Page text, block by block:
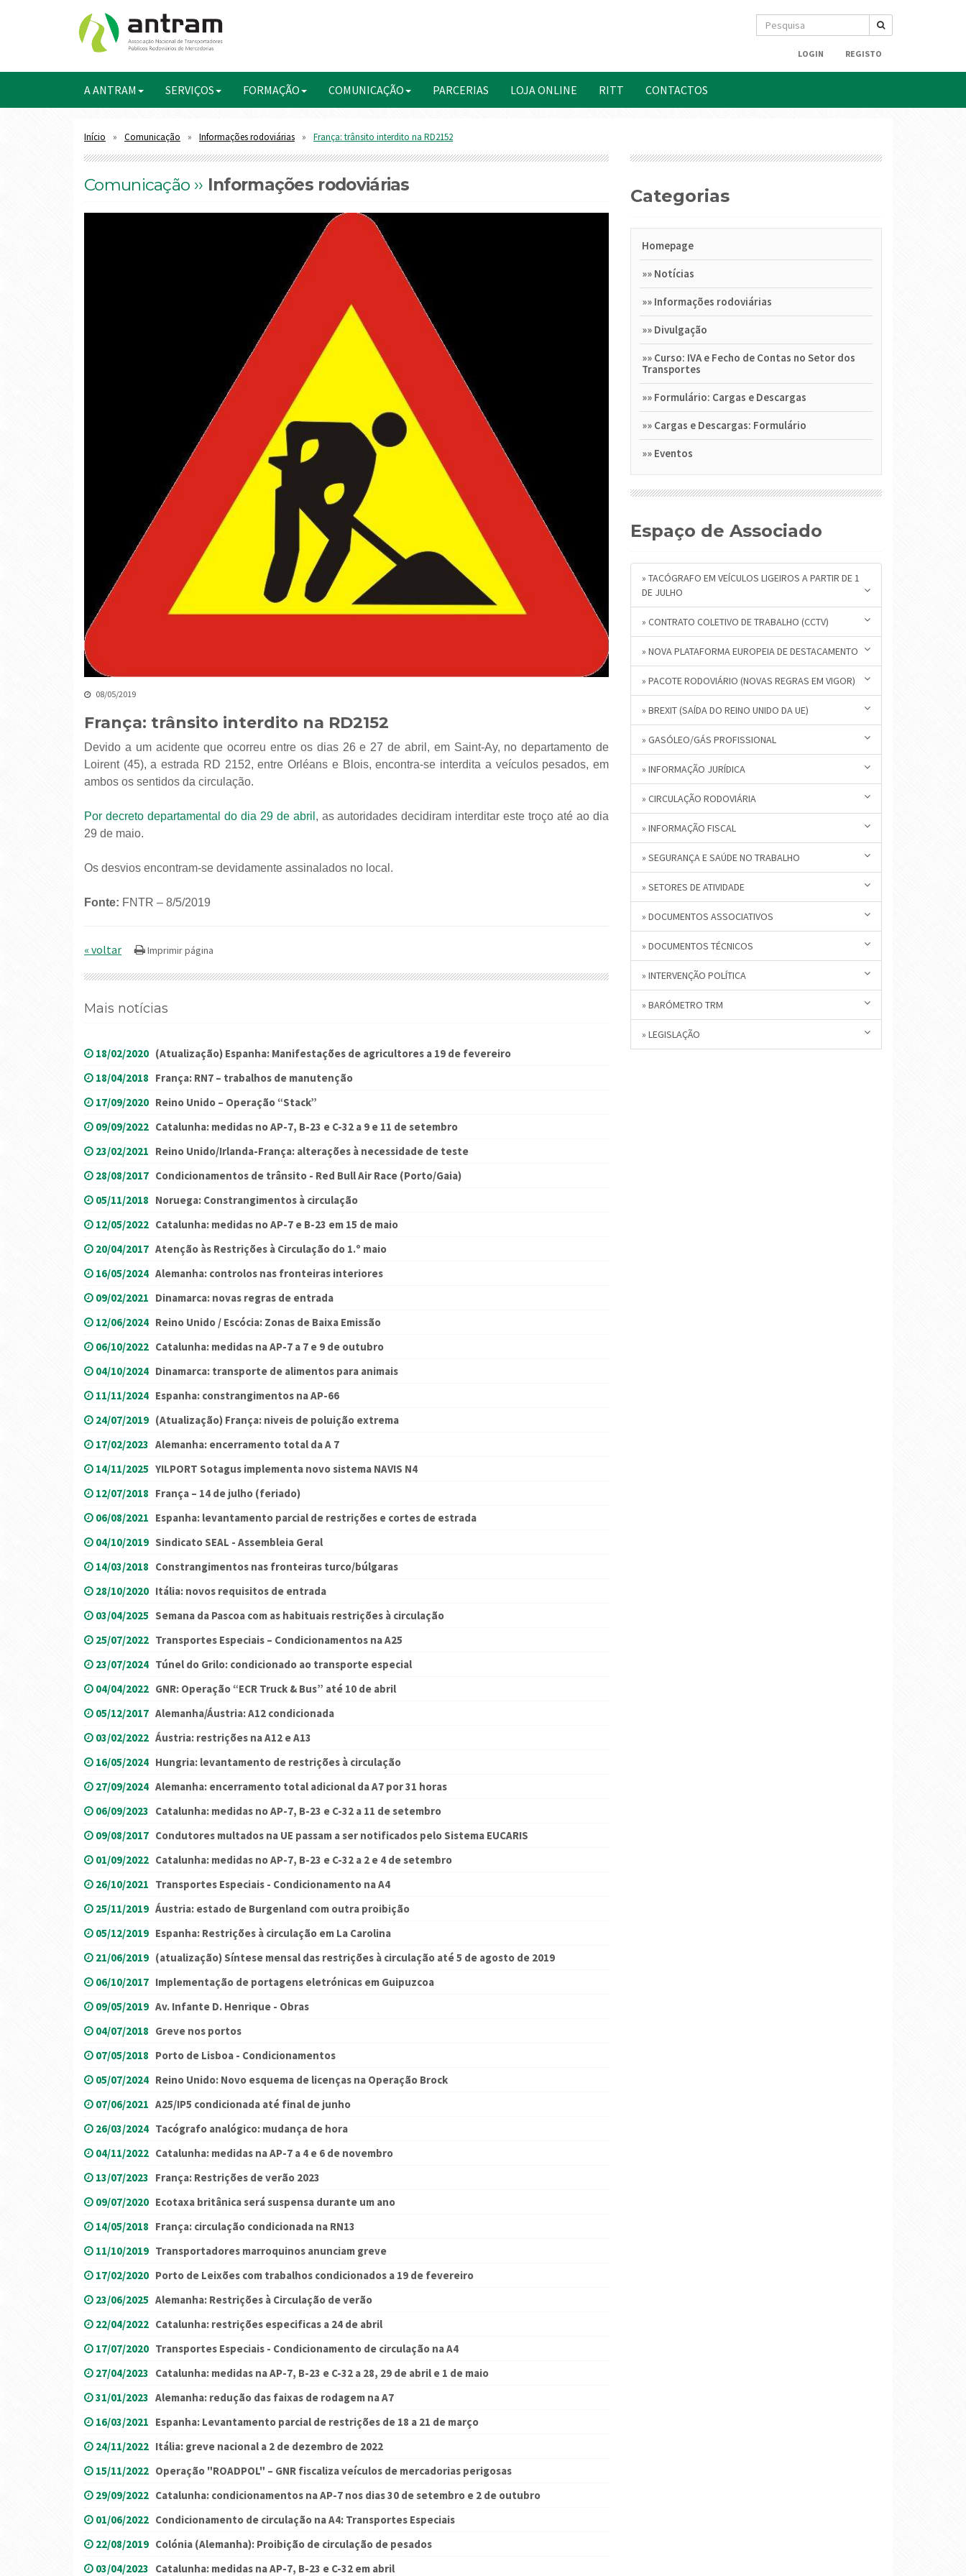
LOGIN REGISTO
A ANTRAM SERVIÇOS FORMAÇÃO COMUNICAÇÃO PARCERIAS LOJA ONLINE RITT CONTACTOS
Início Comunicação Informações rodoviárias França: trânsito interdito na RD2152
Comunicação ›› Informações rodoviárias
08/05/2019
França: trânsito interdito na RD2152
Devido a um acidente que ocorreu entre os dias 26 e 27 de abril, em Saint-Ay, no departamento de
Loirent (45), a estrada RD 2152, entre Orléans e Blois, encontra-se interdita a veículos pesados, em
ambos os sentidos da circulação.
Por decreto departamental do dia 29 de abril , as autoridades decidiram interditar este troço até ao dia
29 de maio.
Os desvios encontram-se devidamente assinalados no local.
Fonte: FNTR – 8/5/2019
« voltar
Mais notícias
18/02/2020 (Atualização) Espanha: Manifestações de agricultores a 19 de fevereiro
18/04/2018 França: RN7 – trabalhos de manutenção
17/09/2020 Reino Unido – Operação “Stack”
09/09/2022 Catalunha: medidas no AP-7, B-23 e C-32 a 9 e 11 de setembro
23/02/2021 Reino Unido/Irlanda-França: alterações à necessidade de teste
28/08/2017 Condicionamentos de trânsito - Red Bull Air Race (Porto/Gaia)
05/11/2018 Noruega: Constrangimentos à circulação
12/05/2022 Catalunha: medidas no AP-7 e B-23 em 15 de maio
20/04/2017 Atenção às Restrições à Circulação do 1.º maio
16/05/2024 Alemanha: controlos nas fronteiras interiores
09/02/2021 Dinamarca: novas regras de entrada
12/06/2024 Reino Unido / Escócia: Zonas de Baixa Emissão
06/10/2022 Catalunha: medidas na AP-7 a 7 e 9 de outubro
04/10/2024 Dinamarca: transporte de alimentos para animais
11/11/2024 Espanha: constrangimentos na AP-66
24/07/2019 (Atualização) França: niveis de poluição extrema
17/02/2023 Alemanha: encerramento total da A 7
14/11/2025 YILPORT Sotagus implementa novo sistema NAVIS N4
12/07/2018 França – 14 de julho (feriado)
06/08/2021 Espanha: levantamento parcial de restrições e cortes de estrada
04/10/2019 Sindicato SEAL - Assembleia Geral
14/03/2018 Constrangimentos nas fronteiras turco/búlgaras
28/10/2020 Itália: novos requisitos de entrada
03/04/2025 Semana da Pascoa com as habituais restrições à circulação
25/07/2022 Transportes Especiais – Condicionamentos na A25
23/07/2024 Túnel do Grilo: condicionado ao transporte especial
04/04/2022 GNR: Operação “ECR Truck & Bus” até 10 de abril
05/12/2017 Alemanha/Áustria: A12 condicionada
03/02/2022 Áustria: restrições na A12 e A13
16/05/2024 Hungria: levantamento de restrições à circulação
27/09/2024 Alemanha: encerramento total adicional da A7 por 31 horas
06/09/2023 Catalunha: medidas no AP-7, B-23 e C-32 a 11 de setembro
09/08/2017 Condutores multados na UE passam a ser notificados pelo Sistema EUCARIS
01/09/2022 Catalunha: medidas no AP-7, B-23 e C-32 a 2 e 4 de setembro
26/10/2021 Transportes Especiais - Condicionamento na A4
25/11/2019 Áustria: estado de Burgenland com outra proibição
05/12/2019 Espanha: Restrições à circulação em La Carolina
21/06/2019 (atualização) Síntese mensal das restrições à circulação até 5 de agosto de 2019
06/10/2017 Implementação de portagens eletrónicas em Guipuzcoa
09/05/2019 Av. Infante D. Henrique - Obras
04/07/2018 Greve nos portos
07/05/2018 Porto de Lisboa - Condicionamentos
05/07/2024 Reino Unido: Novo esquema de licenças na Operação Brock
07/06/2021 A25/IP5 condicionada até final de junho
26/03/2024 Tacógrafo analógico: mudança de hora
04/11/2022 Catalunha: medidas na AP-7 a 4 e 6 de novembro
13/07/2023 França: Restrições de verão 2023
09/07/2020 Ecotaxa britânica será suspensa durante um ano
14/05/2018 França: circulação condicionada na RN13
11/10/2019 Transportadores marroquinos anunciam greve
17/02/2020 Porto de Leixões com trabalhos condicionados a 19 de fevereiro
23/06/2025 Alemanha: Restrições à Circulação de verão
22/04/2022 Catalunha: restrições especificas a 24 de abril
17/07/2020 Transportes Especiais - Condicionamento de circulação na A4
27/04/2023 Catalunha: medidas na AP-7, B-23 e C-32 a 28, 29 de abril e 1 de maio
31/01/2023 Alemanha: redução das faixas de rodagem na A7
16/03/2021 Espanha: Levantamento parcial de restrições de 18 a 21 de março
24/11/2022 Itália: greve nacional a 2 de dezembro de 2022
15/11/2022 Operação "ROADPOL" – GNR fiscaliza veículos de mercadorias perigosas
29/09/2022 Catalunha: condicionamentos na AP-7 nos dias 30 de setembro e 2 de outubro
01/06/2022 Condicionamento de circulação na A4: Transportes Especiais
22/08/2019 Colónia (Alemanha): Proibição de circulação de pesados
03/04/2023 Catalunha: medidas na AP-7, B-23 e C-32 em abril
Categorias
Homepage
»» Notícias
»» Informações rodoviárias
»» Divulgação
»» Curso: IVA e Fecho de Contas no Setor dos
Transportes
»» Formulário: Cargas e Descargas
»» Cargas e Descargas: Formulário
»» Eventos
Espaço de Associado
» TACÓGRAFO EM VEÍCULOS LIGEIROS A PARTIR DE 1
DE JULHO
» CONTRATO COLETIVO DE TRABALHO (CCTV)
» NOVA PLATAFORMA EUROPEIA DE DESTACAMENTO
» PACOTE RODOVIÁRIO (NOVAS REGRAS EM VIGOR)
» BREXIT (SAÍDA DO REINO UNIDO DA UE)
» GASÓLEO/GÁS PROFISSIONAL
» INFORMAÇÃO JURÍDICA
» CIRCULAÇÃO RODOVIÁRIA
» INFORMAÇÃO FISCAL
» SEGURANÇA E SAÚDE NO TRABALHO
» SETORES DE ATIVIDADE
» DOCUMENTOS ASSOCIATIVOS
» DOCUMENTOS TÉCNICOS
» INTERVENÇÃO POLÍTICA
» BARÓMETRO TRM
» LEGISLAÇÃO